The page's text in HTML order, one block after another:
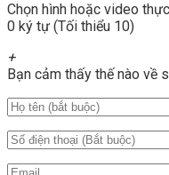
Chọn hình hoặc video
0 ký tự (Tối thiểu 10)
+
Bạn cảm thấy thế nào về